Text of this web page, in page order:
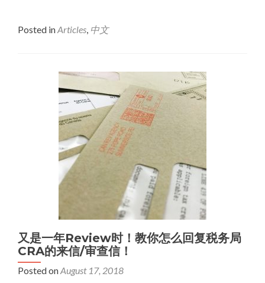
Posted inArticles, 中文
又是一年Review时！教你怎么回复税务局
CRA的来信/审查信！
Posted onAugust 17, 2018